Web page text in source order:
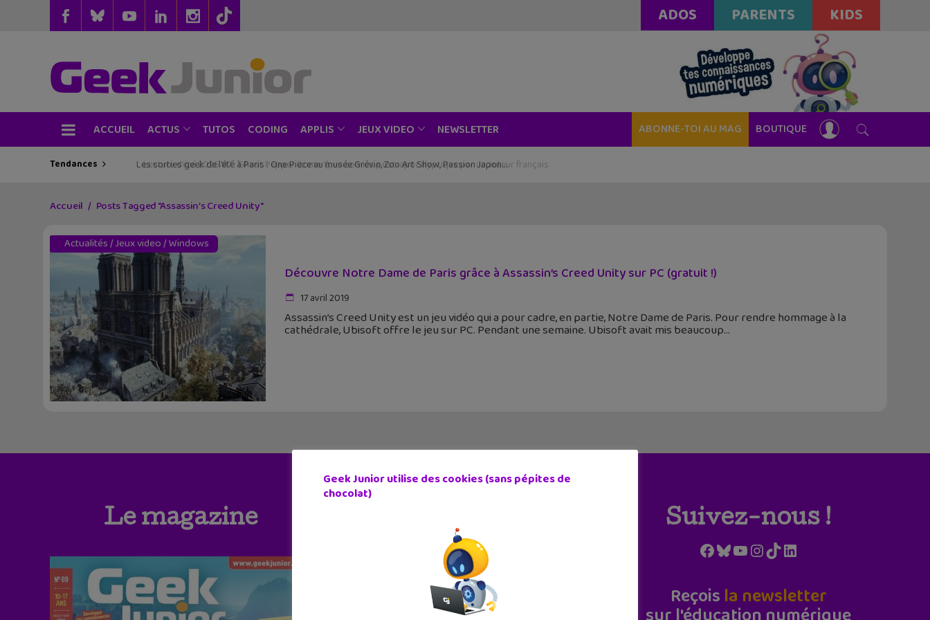
ADOS PARENTS KIDS
ACCUEIL ACTUS TUTOS CODING APPLIS JEUX VIDEO NEWSLETTER ABONNE-TOI AU MAG BOUTIQUE
Tendances Les sorties geek de l’été à Paris : One Piece au musée Grévin, Zoo Art Show, Passion Japon…
Accueil Posts Tagged "Assassin’s Creed Unity"
Actualités/Jeux video/Windows
Découvre Notre Dame de Paris grâce à Assassin’s Creed Unity sur PC (gratuit !)
17 avril 2019
Assassin’s Creed Unity est un jeu vidéo qui a pour cadre, en partie, Notre Dame de Paris. Pour rendre hommage à la
cathédrale, Ubisoft offre le jeu sur PC. Pendant une semaine. Ubisoft avait mis beaucoup
Le magazine Suivez-nous !
Facebook
Bluesky
YouTube
Instagram
TikTokLinkedIn
Reçois la newsletter
Geek Junior utilise des cookies (sans pépites de
chocolat)